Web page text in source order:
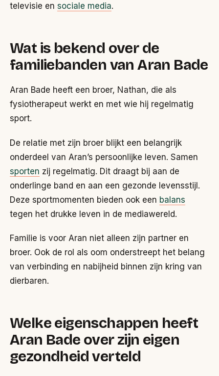
televisie en sociale media.
Wat is bekend over de
familiebanden van Aran Bade
Aran Bade heeft een broer, Nathan, die als
fysiotherapeut werkt en met wie hij regelmatig
sport.
De relatie met zijn broer blijkt een belangrijk
onderdeel van Aran’s persoonlijke leven. Samen
sporten zij regelmatig. Dit draagt bij aan de
onderlinge band en aan een gezonde levensstijl.
Deze sportmomenten bieden ook een balans
tegen het drukke leven in de mediawereld.
Familie is voor Aran niet alleen zijn partner en
broer. Ook de rol als oom onderstreept het belang
van verbinding en nabijheid binnen zijn kring van
dierbaren.
Welke eigenschappen heeft
Aran Bade over zijn eigen
gezondheid verteld